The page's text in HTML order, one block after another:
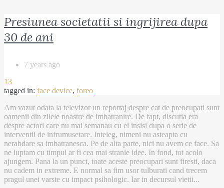
Presiunea societatii si ingrijirea dupa
30 de ani
7 years ago
13
tagged in: face device, foreo
Am vazut odata la televizor un reportaj despre cat de preocupati sunt
oamenii din zilele noastre de imbatranire. De fapt, discutia era
despre actori care nu mai semanau cu ei insisi dupa o serie de
interventii de infrumusetare. Inteleg, nimeni nu asteapta cu
nerabdare sa imbatranesca. Pe de alta parte, nici nu avem ce face. Sa
ne luptam cu timpul ar fi cea mai stranie idee. In fond, tot acolo
ajungem. Pana la un punct, toate aceste preocupari sunt firesti, daca
nu cadem in extreme. E normal sa fim usor tulburati cand trecem
pragul unei varste cu impact psihologic. Iar in decursul vietii...